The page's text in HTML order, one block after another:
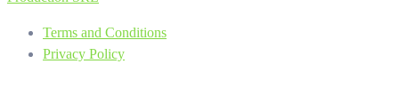
Terms and Conditions
Privacy Policy